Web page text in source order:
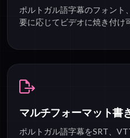
ポルトガル語字幕のフォント
要に応じてビデオに焼き付け
マルチフォーマット書
ポルトガル語字幕をSRT、